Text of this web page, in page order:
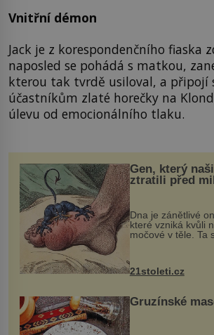
Vnitřní démon
Jack je z korespondenčního fiaska
naposled se pohádá s matkou,
kterou tak tvrdě usiloval, a připojí
účastníkům zlaté horečky na
úlevu od emocionálního tlaku.
Gen, který
ztratili před
mohl pomoci s
„nemoci králů“
Dna je zánětlivé
které vzniká kvůli
močové v těle. Ta
nohou, a
21stoleti.cz
Gruzínské